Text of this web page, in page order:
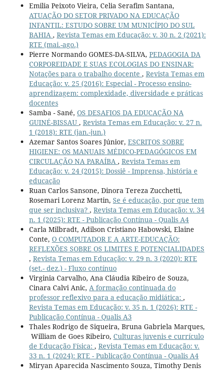
Emilia Peixoto Vieira, Celia Serafim Santana,
ATUAÇÃO DO SETOR PRIVADO NA EDUCAÇÃO
INFANTIL: ESTUDO SOBRE UM MUNICÍPIO DO SUL
BAHIA , Revista Temas em Educação: v. 30 n. 2 (2021):
RTE (mai.-ago.)
Pierre Normando GOMES-DA-SILVA, PEDAGOGIA DA
CORPOREIDADE E SUAS ECOLOGIAS DO ENSINAR:
Notações para o trabalho docente , Revista Temas em
Educação: v. 25 (2016): Especial - Processo ensino-
aprendizagem: complexidade, diversidade e práticas
docentes
Samba - Sané, OS DESAFIOS DA EDUCAÇÃO NA
GUINÉ-BISSAU , Revista Temas em Educação: v. 27 n.
1 (2018): RTE (jan.-jun.)
Azemar Santos Soares Júnior, ESCRITOS SOBRE
HIGIENE: OS MANUAIS MÉDICO-PEDAGÓGICOS EM
CIRCULAÇÃO NA PARAÍBA , Revista Temas em
Educação: v. 24 (2015): Dossiê - Imprensa, história e
educação
Ruan Carlos Sansone, Dinora Tereza Zucchetti,
Rosemari Lorenz Martin, Se é educação, por que tem
que ser inclusiva? , Revista Temas em Educação: v. 34
n. 1 (2025): RTE - Publicação Contínua - Qualis A4
Carla Milbradt, Adilson Cristiano Habowski, Elaine
Conte, O COMPUTADOR E A ARTE-EDUCAÇÃO:
REFLEXÕES SOBRE OS LIMITES E POTENCIALIDADES
, Revista Temas em Educação: v. 29 n. 3 (2020): RTE
(set.- dez.) - Fluxo contínuo
Virginia Carvalho, Ana Cláudia Ribeiro de Souza,
Cinara Calvi Anic, A formação continuada do
professor reflexivo para a educação midiática: ,
Revista Temas em Educação: v. 35 n. 1 (2026): RTE -
Publicação Contínua - Qualis A3
Thales Rodrigo de Siqueira, Bruna Gabriela Marques,
William de Goes Ribeiro, Culturas juvenis e currículo
de Educação Física: , Revista Temas em Educação: v.
33 n. 1 (2024): RTE - Publicação Contínua - Qualis A4
Miryan Aparecida Nascimento Souza, Timothy Denis